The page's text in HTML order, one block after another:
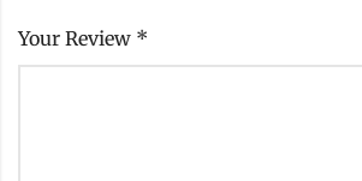
Your Review *